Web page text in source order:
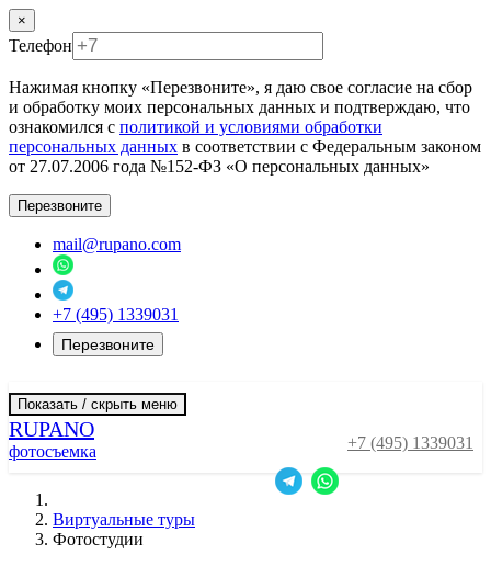
×
Телефон
Нажимая кнопку «Перезвоните», я даю свое согласие на сбор
и обработку моих персональных данных и подтверждаю, что
ознакомился с политикой и условиями обработки
персональных данных в соответствии с Федеральным законом
от 27.07.2006 года №152-ФЗ «О персональных данных»
Перезвоните
mail@rupano.com
+7 (495) 1339031
Перезвоните
Показать / скрыть меню
+7 (495) 1339031
RUPANO
фотосъемка
Виртуальные туры
Фотостудии